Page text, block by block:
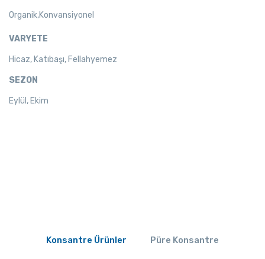
Organik,Konvansiyonel
VARYETE
Hicaz, Katıbaşı, Fellahyemez
SEZON
Eylül, Ekim
Konsantre Ürünler Püre Konsantre